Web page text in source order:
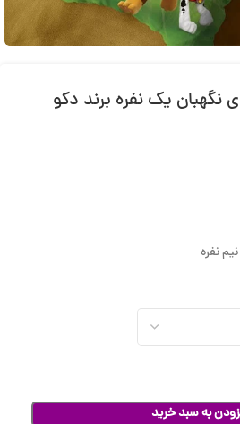
یک نفره برند دکو
نفره
به سبد خرید